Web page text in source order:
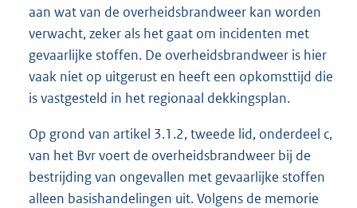
aan wat van de overheidsbrandweer kan worden
verwacht, zeker als het gaat om incidenten met
gevaarlijke stoffen. De overheidsbrandweer is hier
vaak niet op uitgerust en heeft een opkomsttijd die
is vastgesteld in het regionaal dekkingsplan.
Op grond van artikel 3.1.2, tweede lid, onderdeel c,
van het Bvr voert de overheidsbrandweer bij de
bestrijding van ongevallen met gevaarlijke stoffen
alleen basishandelingen uit. Volgens de memorie